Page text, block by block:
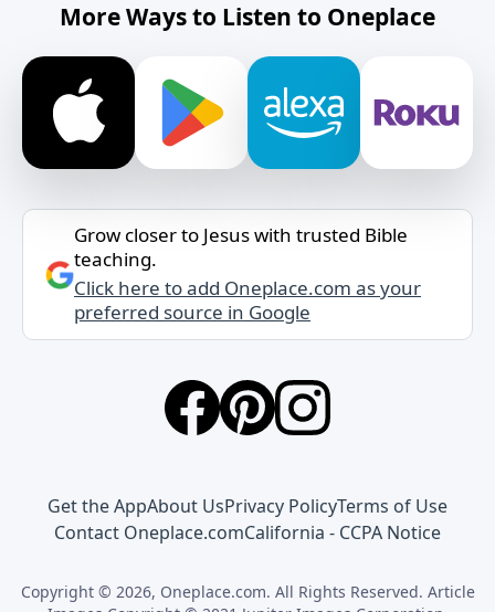
More Ways to Listen to Oneplace
Grow closer to Jesus with trusted Bible
teaching.
Click here to add Oneplace.com as your
preferred source in Google
Get the AppAbout UsPrivacy PolicyTerms of Use
Contact Oneplace.comCalifornia - CCPA Notice
Copyright © 2026, Oneplace.com. All Rights Reserved. Article